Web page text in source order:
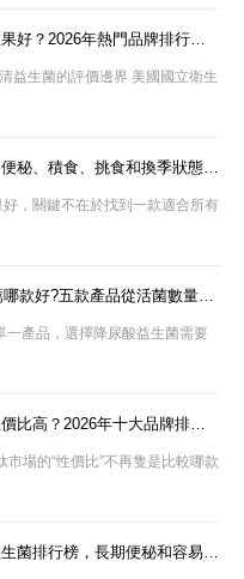
睡眠益生菌哪個牌子效果好？2026年熱門品牌排行榜與科學選購方法詳細解讀指
益生菌的評價邊界 美國國立衛生
兒童益生菌推薦指南：便秘、積食、挑食和換季狀態不同該怎麼選擇
，關鍵不在於找到一款適合所有
2026降尿酸益生菌推薦哪款好?五款產品從活菌數量菌株編號到複合配方全麵分析
一產品，選擇降尿酸益生菌需要
膠原蛋白肽哪個牌子性價比高？2026年十大品牌排行榜與預算選擇方法解析
場的“性價比”不再隻是比較哪款
十大調理腸道最好的益生菌排行榜，長期便秘和容易腹瀉的人分別應該怎麼選擇